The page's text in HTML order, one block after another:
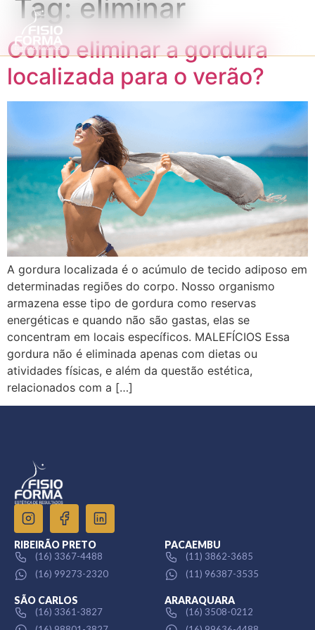
Tag: eliminar
Como eliminar a gordura
localizada para o verão?
A gordura localizada é o acúmulo de tecido adiposo em
determinadas regiões do corpo. Nosso organismo
armazena esse tipo de gordura como reservas
energéticas e quando não são gastas, elas se
concentram em locais específicos. MALEFÍCIOS Essa
gordura não é eliminada apenas com dietas ou
atividades físicas, e além da questão estética,
relacionados com a […]
RIBEIRÃO PRETO
(16) 3367-4488
(16) 99273-2320
PACAEMBU
(11) 3862-3685
(11) 96387-3535
SÃO CARLOS
(16) 3361-3827
ARARAQUARA
(16) 3508-0212